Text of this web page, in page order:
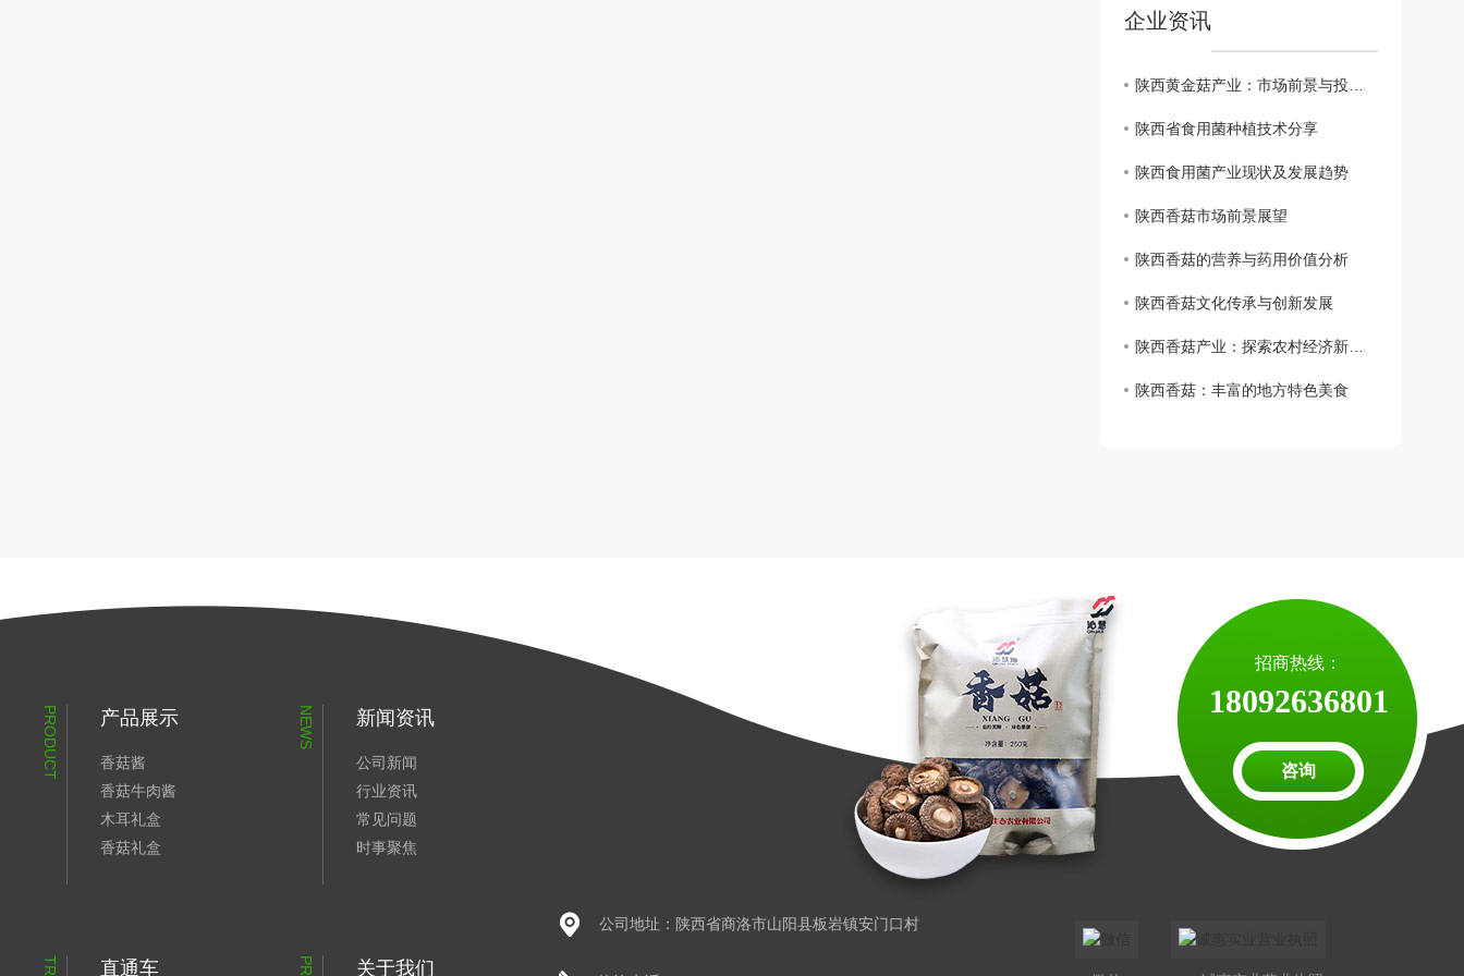
企业资讯
陕西黄金菇产业：市场前景与投资机会
陕西省食用菌种植技术分享
陕西食用菌产业现状及发展趋势
陕西香菇市场前景展望
陕西香菇的营养与药用价值分析
陕西香菇文化传承与创新发展
陕西香菇产业：探索农村经济新出路
陕西香菇：丰富的地方特色美食
PRODUCT 产品展示
香菇酱
香菇牛肉酱
木耳礼盒
香菇礼盒
NEWS 新闻资讯
公司新闻
行业资讯
常见问题
时事聚焦
直通车 关于我们
公司地址：陕西省商洛市山阳县板岩镇安门口村
招商热线：
18092636801
咨询